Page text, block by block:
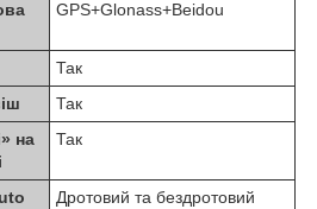
GPS+Glonass+Beidou
Так
Так
на
Так
Дротовий та бездротовий